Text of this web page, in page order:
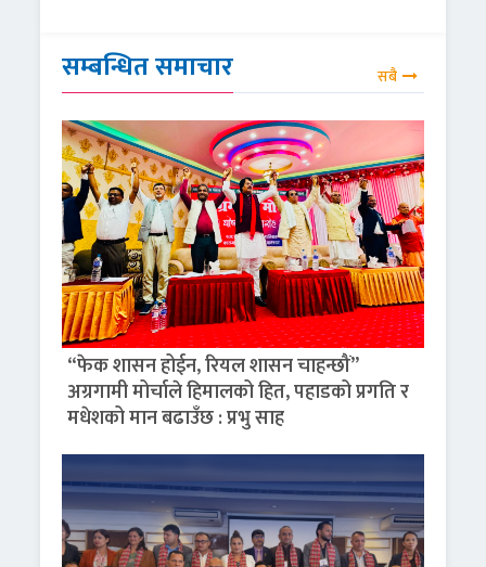
सम्बन्धित समाचार सबै
“फेक शासन होईन, रियल शासन चाहन्छौं”
अग्रगामी मोर्चाले हिमालको हित, पहाडको प्रगति र
मधेशको मान बढाउँछ : प्रभु साह